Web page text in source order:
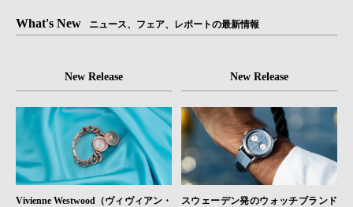
What's New ニュース、フェア、レポートの最新情報
New Release
Vivienne Westwood（ヴィヴィアン・
New Release
スウェーデン発のウォッチブランド